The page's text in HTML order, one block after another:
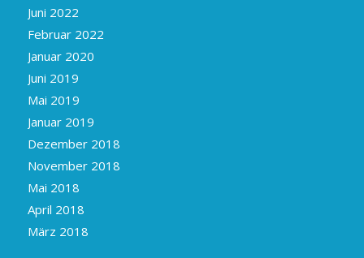
Juni 2022
Februar 2022
Januar 2020
Juni 2019
Mai 2019
Januar 2019
Dezember 2018
November 2018
Mai 2018
April 2018
März 2018